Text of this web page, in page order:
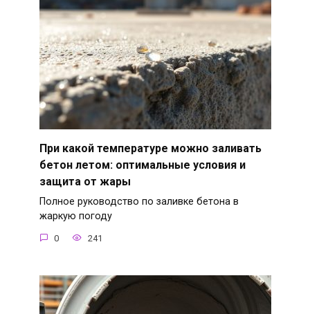
При какой температуре можно заливать
бетон летом: оптимальные условия и
защита от жары
Полное руководство по заливке бетона в
жаркую погоду
0 241